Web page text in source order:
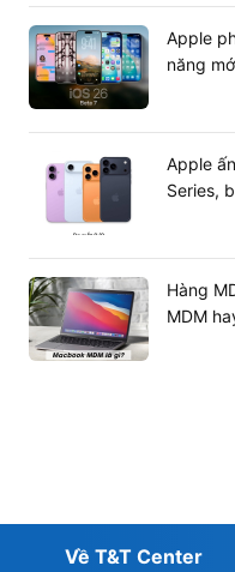
bị trong môi trường khắc
Tóm tắt ưu điểm:
Giá thành cực tốt,
với dòng card
Hệ thống bo mạch
bền cao giúp hoạt
Khả năng tản
Chế độ hậu mãi
phân phối Việt Nam.
Apple
năng
Apple
Series,
Hàng
MDM
Về T&T Center